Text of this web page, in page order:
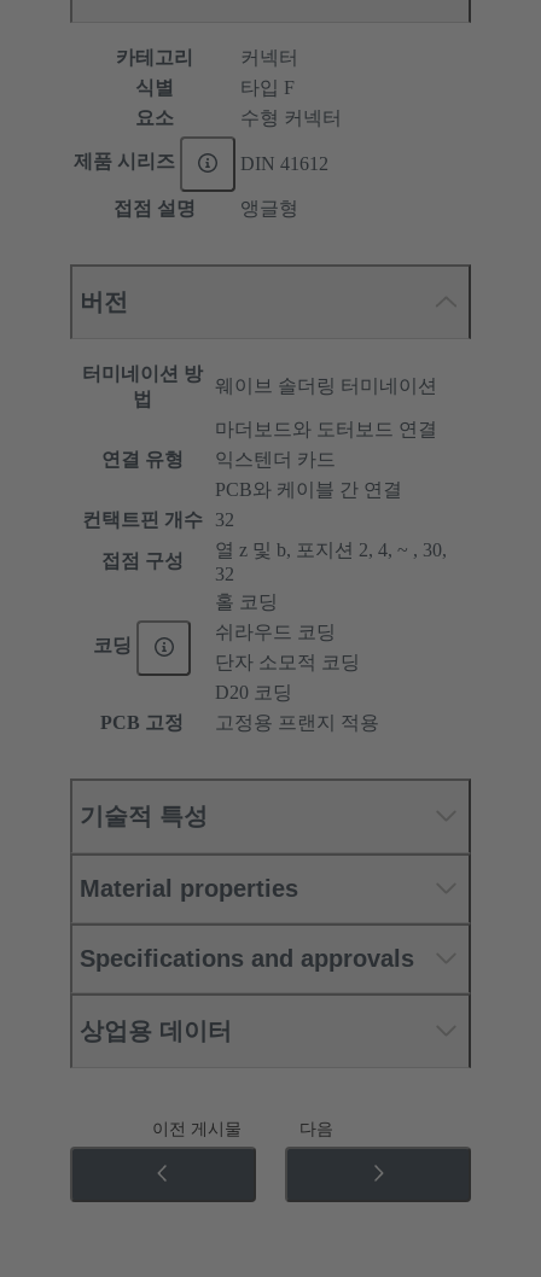
카테고리
커넥터
식별
타입 F
요소
수형 커넥터
제품 시리즈 DIN 41612
접점 설명 앵글형
버전
터미네이션 방
법
웨이브 솔더링 터미네이션
연결 유형
마더보드와 도터보드 연결
익스텐더 카드
PCB와 케이블 간 연결
컨택트핀 개수
32
접점 구성
열 z 및 b, 포지션 2, 4, ~ , 30,
32
코딩
홀 코딩
쉬라우드 코딩
단자 소모적 코딩
D20 코딩
PCB 고정
고정용 프랜지 적용
기술적 특성
Material properties
Specifications and approvals
상업용 데이터
이전 게시물 다음